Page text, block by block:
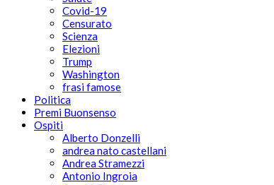
Covid-19
Censurato
Scienza
Elezioni
Trump
Washington
frasi famose
Politica
Premi Buonsenso
Ospiti
Alberto Donzelli
andrea nato castellani
Andrea Stramezzi
Antonio Ingroia